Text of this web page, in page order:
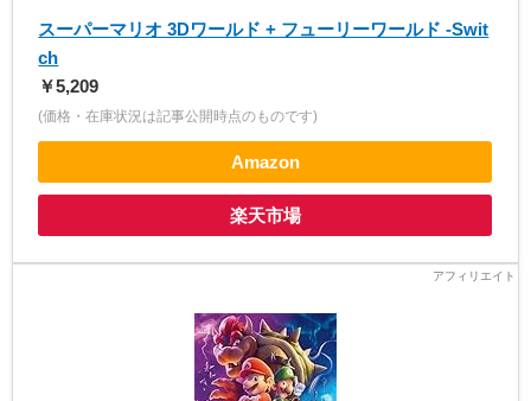
スーパーマリオ 3Dワールド + フューリーワールド -Swit
ch
￥5,209
(価格・在庫状況は記事公開時点のものです)
Amazon
楽天市場